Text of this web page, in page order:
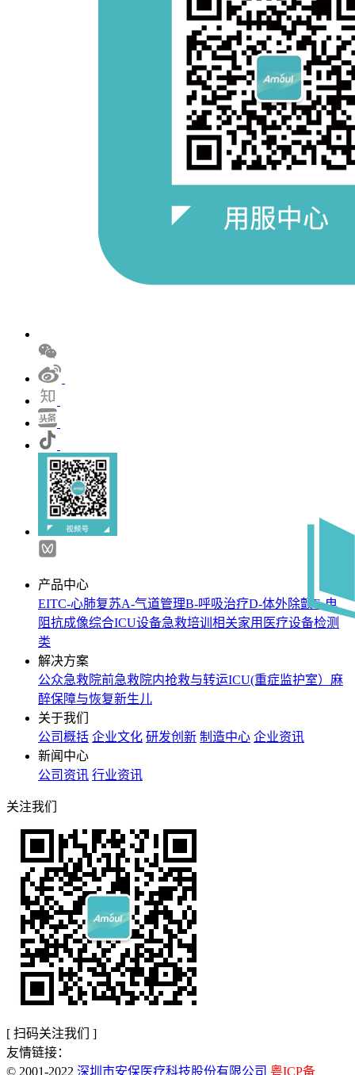
产品中心
EITC-心肺复苏A-气道管理B-呼吸治疗D-体外除颤 E-电
阻抗成像综合ICU设备急救培训相关家用医疗设备检测
类
解决方案
公众急救院前急救院内抢救与转运ICU(重症监护室） 麻
醉保障与恢复新生儿
关于我们
公司概括 企业文化 研发创新 制造中心 企业资讯
新闻中心
公司资讯 行业资讯
关注我们
[ 扫码关注我们 ]
友情链接：
© 2001-2022 深圳市安保医疗科技股份有限公司 粤ICP备